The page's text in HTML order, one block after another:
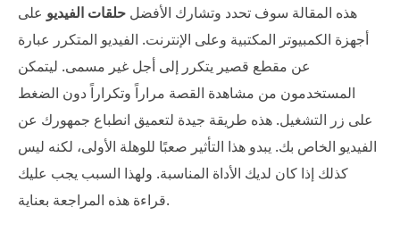
هذه المقالة سوف تحدد وتشارك الأفضل حلقات الفيديو على
أجهزة الكمبيوتر المكتبية وعلى الإنترنت. الفيديو المتكرر عبارة
عن مقطع قصير يتكرر إلى أجل غير مسمى. ليتمكن
المستخدمون من مشاهدة القصة مراراً وتكراراً دون الضغط
على زر التشغيل. هذه طريقة جيدة لتعميق انطباع جمهورك عن
الفيديو الخاص بك. يبدو هذا التأثير صعبًا للوهلة الأولى، لكنه ليس
كذلك إذا كان لديك الأداة المناسبة. ولهذا السبب يجب عليك
قراءة هذه المراجعة بعناية.